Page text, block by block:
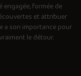
engagée, formée de
et attribuer
a son importance pour
le détour.